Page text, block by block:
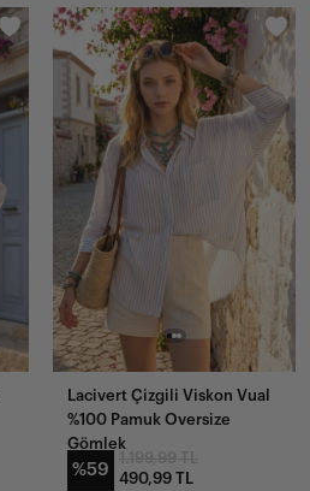
Lacivert Çizgili Viskon Vual
%100 Pamuk Oversize
Gömlek
%59
490,99 TL